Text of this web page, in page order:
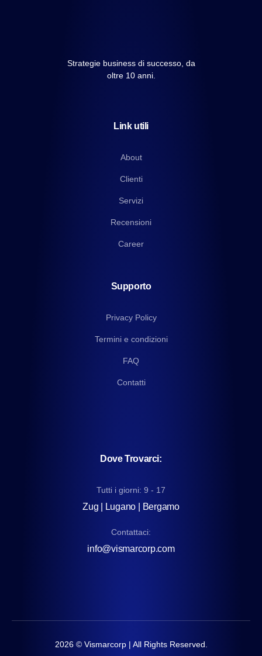
Strategie business di successo, da
oltre 10 anni.
Link utili
About
Clienti
Servizi
Recensioni
Career
Supporto
Privacy Policy
Termini e condizioni
FAQ
Contatti
Dove Trovarci:
Tutti i giorni: 9 - 17
Zug | Lugano | Bergamo
Contattaci:
info@vismarcorp.com
2026© Vismarcorp | All Rights Reserved.